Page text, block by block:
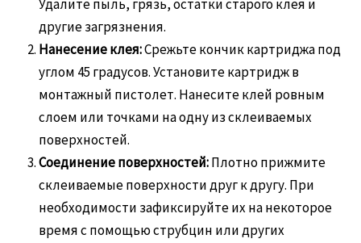
Удалите пыль, грязь, остатки старого клея и
другие загрязнения.
Нанесение клея:Срежьте кончик картриджа под
углом 45 градусов. Установите картридж в
монтажный пистолет. Нанесите клей ровным
слоем или точками на одну из склеиваемых
поверхностей.
Соединение поверхностей:Плотно прижмите
склеиваемые поверхности друг к другу. При
необходимости зафиксируйте их на некоторое
время с помощью струбцин или других